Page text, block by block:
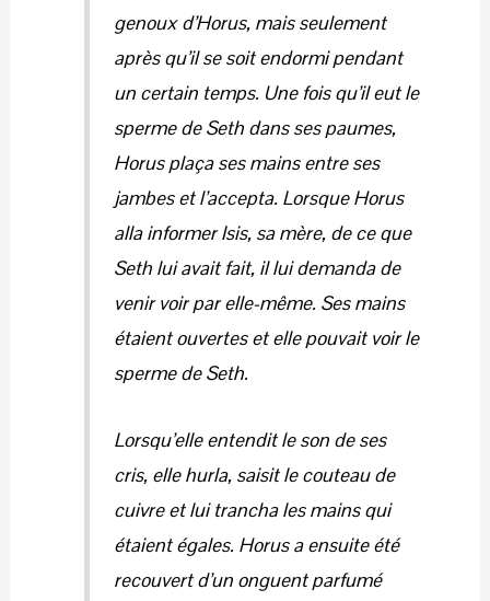
genoux d’Horus, mais seulement
après qu’il se soit endormi pendant
un certain temps. Une fois qu’il eut le
sperme de Seth dans ses paumes,
Horus plaça ses mains entre ses
jambes et l’accepta. Lorsque Horus
alla informer Isis, sa mère, de ce que
Seth lui avait fait, il lui demanda de
venir voir par elle-même. Ses mains
étaient ouvertes et elle pouvait voir le
sperme de Seth.
Lorsqu’elle entendit le son de ses
cris, elle hurla, saisit le couteau de
cuivre et lui trancha les mains qui
étaient égales. Horus a ensuite été
recouvert d’un onguent parfumé